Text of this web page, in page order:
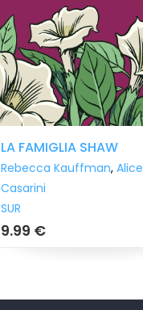
LA FAMIGLIA SHAW
Rebecca Kauffman, Alice
Casarini
SUR
9.99 €